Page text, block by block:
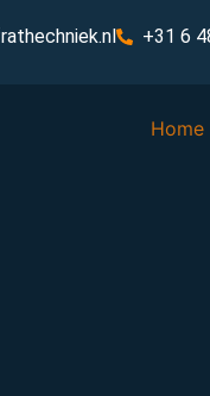
+31 6
Home